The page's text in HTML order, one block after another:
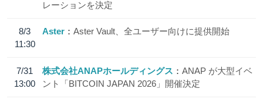
レーションを決定
8/3
11:30
Aster Aster Vault、全ユーザー向けに提供開始
7/31
13:00
株式会社ANAPホールディングス
ANAP が大型イベ
ント「BITCOIN JAPAN 2026」開催決定